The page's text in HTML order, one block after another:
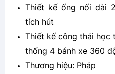
Thiết kế ống nối dài
tích hút
Thiết kế công thái
thống 4 bánh xe 360
Thương hiệu: Pháp